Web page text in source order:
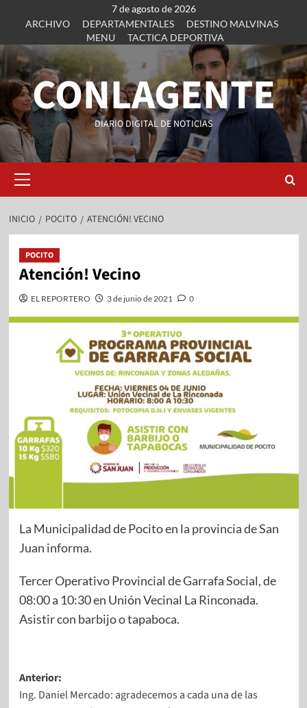
7 de agosto de 2026
ARCHIVO
DEPARTAMENTALES
DESTINO MALVINAS
MENU
TACTICA DEPORTIVA
CONLAGENTE
DIARIO DIGITAL DE NOTICIAS
INICIO POCITO ATENCIÓN! VECINO
POCITO
Atención! Vecino
EL REPORTERO 3 de junio de 2021 0
La Municipalidad de Pocito en la provincia de San
Juan informa.
Tercer Operativo Provincial de Garrafa Social, de
08:00 a 10:30 en Unión Vecinal La Rinconada.
Asistir con barbijo o tapaboca.
Anterior:
Ing. Daniel Mercado: agradecemos a cada una de las